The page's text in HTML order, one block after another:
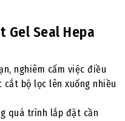
Seal Hepa
nghiêm cấm việc điều
bộ lọc lên xuống nhiều
quá trình lắp đặt cần